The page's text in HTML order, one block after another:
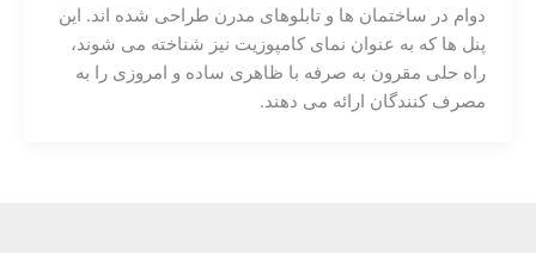
دوام در ساختمان ها و تابلوهای مدرن طراحی شده اند. این
پنل ها که به عنوان نمای کامپوزیت نیز شناخته می شوند،
راه حلی مقرون به صرفه با ظاهری ساده و امروزی را به
مصرف کنندگان ارائه می دهند.